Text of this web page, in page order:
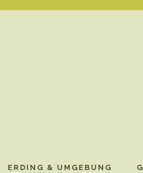
ERDING & UMGEBUNG